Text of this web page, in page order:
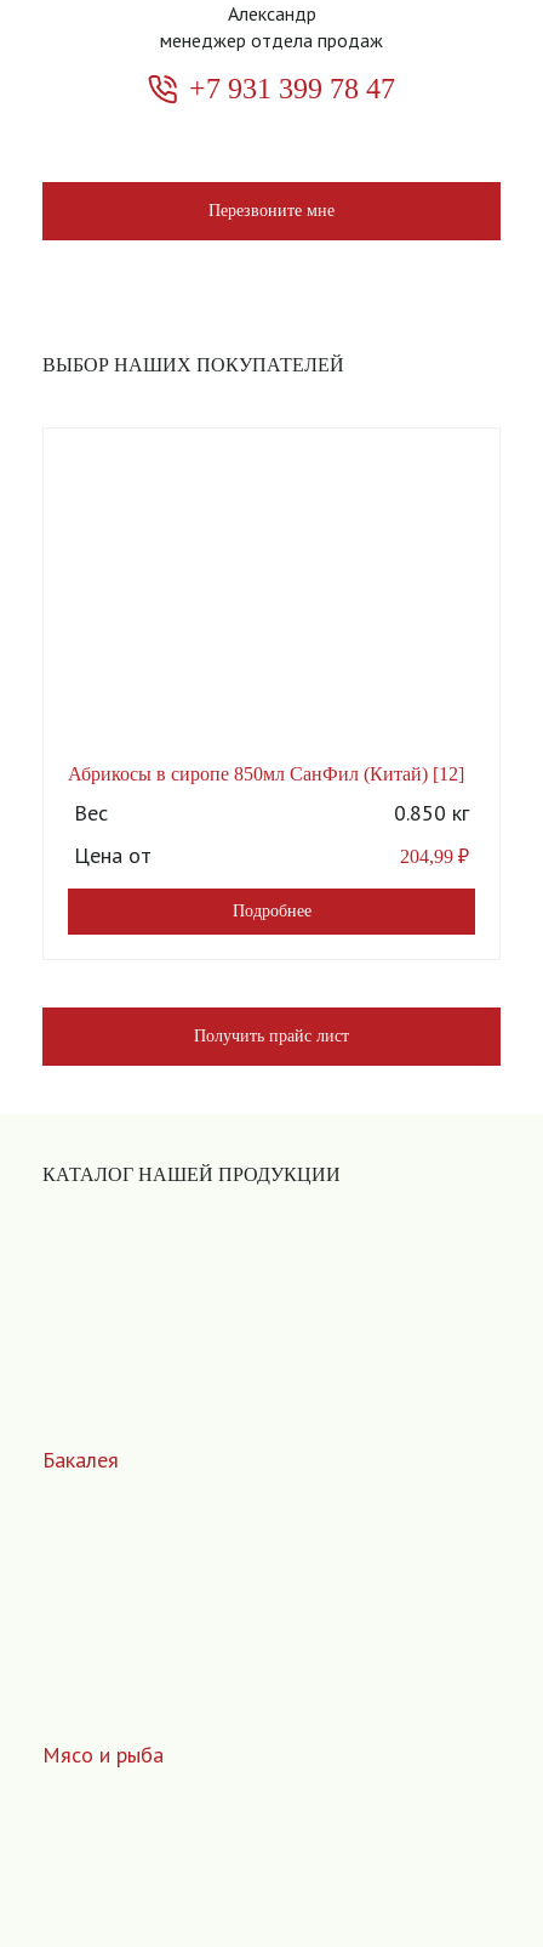
Александр
менеджер отдела продаж
+7 931 399 78 47
Перезвоните мне
ВЫБОР НАШИХ ПОКУПАТЕЛЕЙ
Абрикосы в сиропе 850мл СанФил (Китай) [12]
Вес
0.850 кг
Цена от
204,99 ₽
Подробнее
Получить прайс лист
КАТАЛОГ НАШЕЙ ПРОДУКЦИИ
Бакалея
Мясо и рыба